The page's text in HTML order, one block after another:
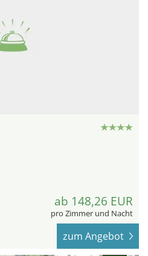
ab 148,26 EUR
pro Zimmer und Nacht
zum Angebot